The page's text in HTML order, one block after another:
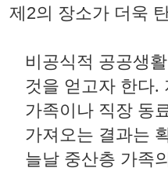
제2의 장소가 더욱
비공식적 공공생
것을 얻고자 한다.
가족이나 직장 동
가져오는 결과는
늘날 중산층 가족